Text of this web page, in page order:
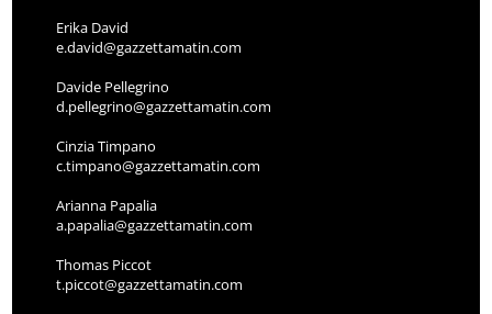
Erika David
e.david@gazzettamatin.com
Davide Pellegrino
d.pellegrino@gazzettamatin.com
Cinzia Timpano
c.timpano@gazzettamatin.com
Arianna Papalia
a.papalia@gazzettamatin.com
Thomas Piccot
t.piccot@gazzettamatin.com